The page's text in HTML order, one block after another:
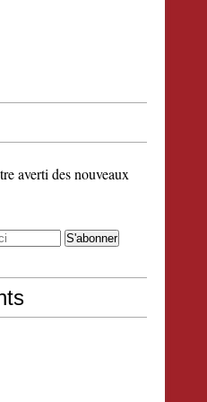
averti des nouveaux